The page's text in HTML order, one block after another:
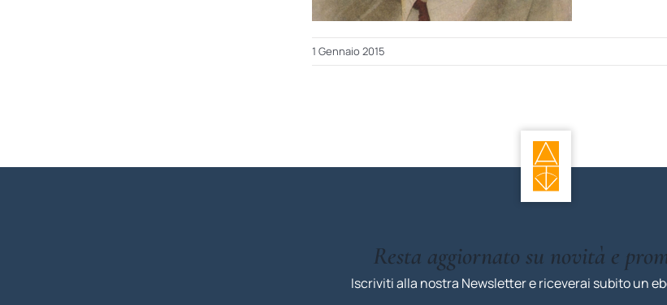
1 Gennaio 2015
Resta aggiornato su novità e
Iscriviti alla nostra Newsletter e riceverai subito un